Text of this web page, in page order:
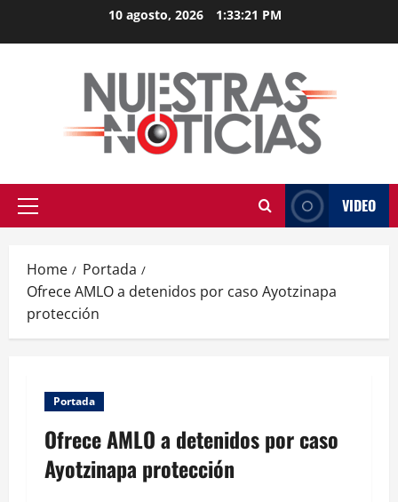
10 agosto, 2026 1:33:21 PM
Primary
VIDEO
Home
Portada
Ofrece AMLO a detenidos por caso Ayotzinapa
protección
Portada
Ofrece AMLO a detenidos por caso
Ayotzinapa protección